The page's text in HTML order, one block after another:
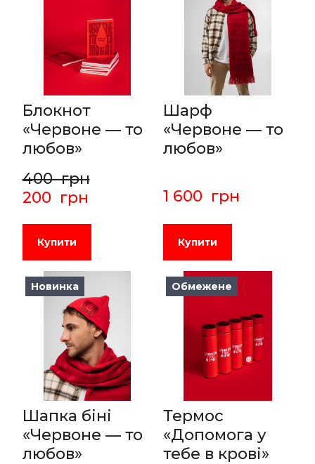
Блокнот
«Червоне — то
любов»
400  грн
200  грн
Купити
Шарф
«Червоне — то
любов»
1 600  грн
Купити
Новинка
Шапка біні
«Червоне — то
любов»
Обмежене
Термос
«Допомога у
тебе в крові»